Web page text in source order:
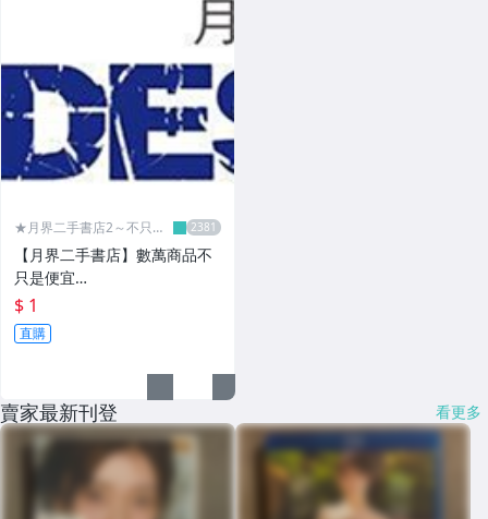
★月界二手書店2～不只是
【月界二手書店】數萬商品不
只是便宜…
$ 1
直購
賣家最新刊登 看更多